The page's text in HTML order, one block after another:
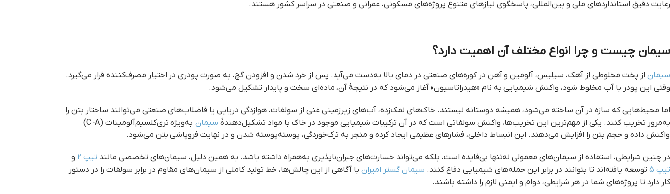
رعایت دقیق استانداردهای ملی و بین‌المللی، پاسخگوی نیازهای متنوع پروژه‌های مسکونی، عمرانی و صنعتی در سراسر کشور هستند.
سیمان چیست و چرا انواع مختلف آن اهمیت دارد؟
سیمان از پخت مخلوطی از آهک، سیلیس، آلومین و آهن در کوره‌های صنعتی در دمای بالا به‌دست می‌آید. پس از خرد شدن و افزودن گچ، به صورت پودری در اختیار مصرف‌کننده قرار می‌گیرد.
وقتی این پودر با آب مخلوط شود، واکنش شیمیایی به نام «هیدراتاسیون» آغاز می‌شود که در نتیجهٔ آن، ماده‌ای سخت و پایدار تشکیل می‌شود.
اما محیط‌هایی که سازه در آن ساخته می‌شود، همیشه دوستانه نیستند. خاک‌های نمک‌زده، آب‌های زیرزمینی غنی از سولفات، هوازدگی دریایی یا فاضلاب‌های صنعتی می‌توانند ساختار بتن را
به‌مرور تخریب کنند. یکی از مهم‌ترین این تخریب‌ها، واکنش سولفاتی است که در آن ترکیبات شیمیایی موجود در خاک با مواد تشکیل‌دهندهٔ سیمان
به‌ویژه تری‌کلسیم‌آلومینات (C₃A)
واکنش داده و حجم بتن را افزایش می‌دهند. این انبساط داخلی، فشارهای عظیمی ایجاد کرده و منجر به ترک‌خوردگی، پوسته‌پوسته شدن و در نهایت فروپاشی بتن می‌شود.
در چنین شرایطی، استفاده از سیمان‌های معمولی نه‌تنها بی‌فایده است، بلکه می‌تواند خسارت‌های جبران‌ناپذیری به‌همراه داشته باشد. به همین دلیل، سیمان‌های تخصصی مانند تیپ ۲
و
تیپ ۵
توسعه یافته‌اند تا بتوانند در برابر این حمله‌های شیمیایی دفاع کنند. سیمان گستر امیران با آگاهی از این چالش‌ها، خط تولید کاملی از سیمان‌های مقاوم در برابر سولفات را در دستور
کار دارد تا پروژه‌های شما در هر شرایطی، دوام و ایمنی لازم را داشته باشند.